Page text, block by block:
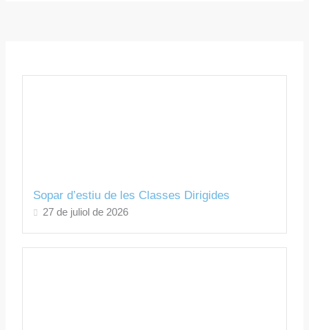
Sopar d’estiu de les Classes Dirigides
27 de juliol de 2026